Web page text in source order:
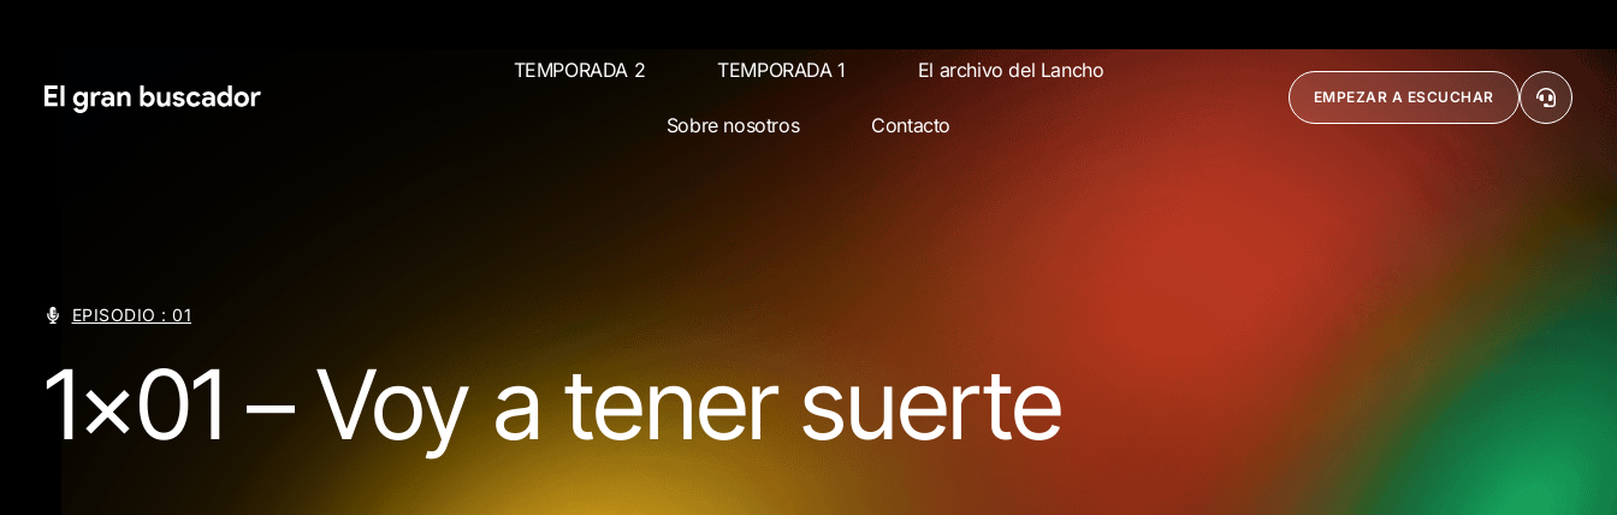
TEMPORADA 2 TEMPORADA 1 El archivo del Lancho
Sobre nosotros Contacto
EMPEZAR A ESCUCHAR
EPISODIO : 01
1×01 – Voy a tener suerte